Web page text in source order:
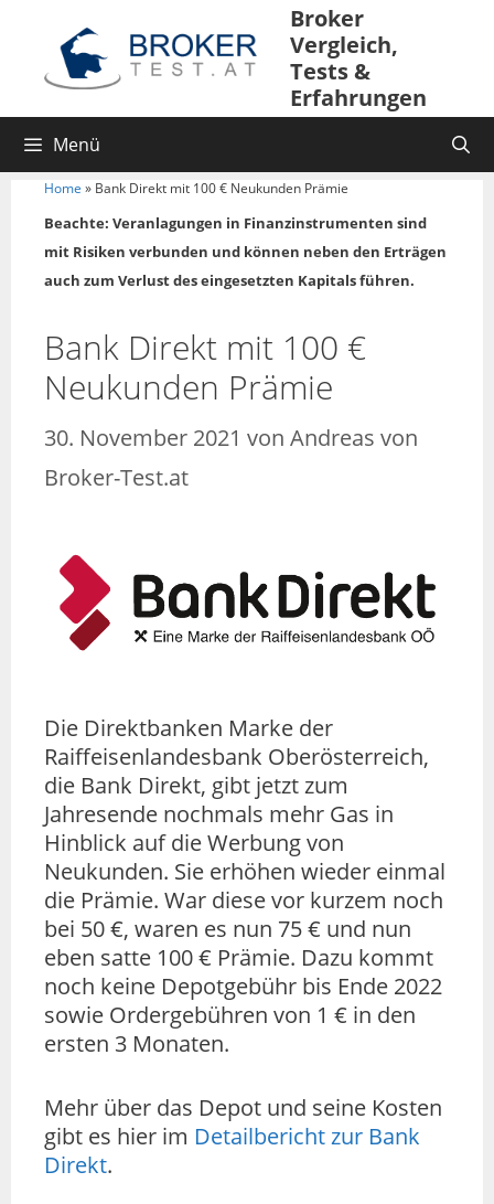
Broker
Vergleich,
Tests &
Erfahrungen
Menü
Home » Bank Direkt mit 100 € Neukunden Prämie
Beachte: Veranlagungen in Finanzinstrumenten sind
mit Risiken verbunden und können neben den Erträgen
auch zum Verlust des eingesetzten Kapitals führen.
Bank Direkt mit 100 €
Neukunden Prämie
30. November 2021 von Andreas von
Broker-Test.at
Die Direktbanken Marke der
Raiffeisenlandesbank Oberösterreich,
die Bank Direkt, gibt jetzt zum
Jahresende nochmals mehr Gas in
Hinblick auf die Werbung von
Neukunden. Sie erhöhen wieder einmal
die Prämie. War diese vor kurzem noch
bei 50 €, waren es nun 75 € und nun
eben satte 100 € Prämie. Dazu kommt
noch keine Depotgebühr bis Ende 2022
sowie Ordergebühren von 1 € in den
ersten 3 Monaten.
Mehr über das Depot und seine Kosten
gibt es hier im Detailbericht zur Bank
Direkt.